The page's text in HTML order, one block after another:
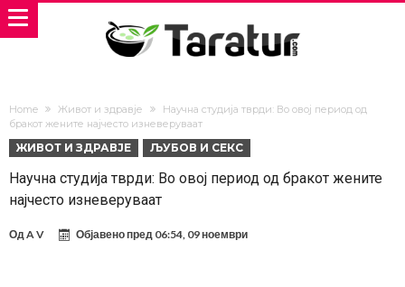
Home Живот и здравје
Научна студија тврди: Во овој период од
бракот жените најчесто изневеруваат
ЖИВОТ И ЗДРАВЈЕ ЉУБОВ И СЕКС
Научна студија тврди: Во овој период од бракот жените
најчесто изневеруваат
ОдA V Објавено пред 06:54, 09 ноември